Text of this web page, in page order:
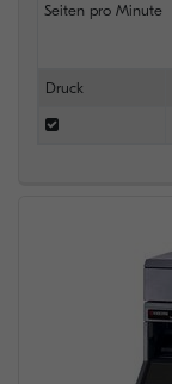
Seiten pro Minute
Druck